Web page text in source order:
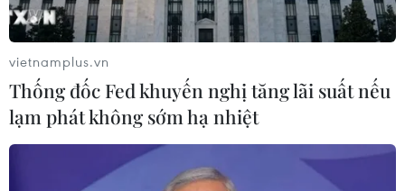
nhớ là tết lỏng tay và đánh rối một chút để tạo được độ phồng
hoàn hảo.
vietnamplus.vn
Thống đốc Fed khuyến nghị tăng lãi suất nếu
lạm phát không sớm hạ nhiệt